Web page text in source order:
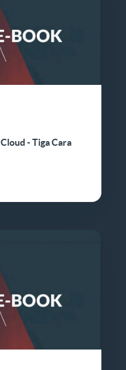
- Tiga Cara